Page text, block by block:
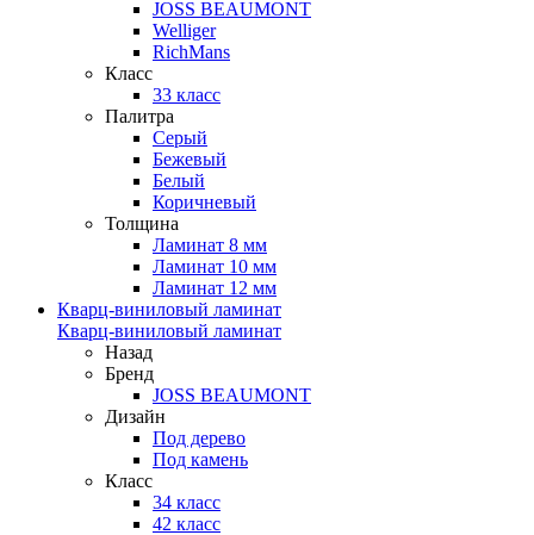
JOSS BEAUMONT
Welliger
RichMans
Класс
33 класс
Палитра
Серый
Бежевый
Белый
Коричневый
Толщина
Ламинат 8 мм
Ламинат 10 мм
Ламинат 12 мм
Кварц-виниловый ламинат
Кварц-виниловый ламинат
Назад
Бренд
JOSS BEAUMONT
Дизайн
Под дерево
Под камень
Класс
34 класс
42 класс